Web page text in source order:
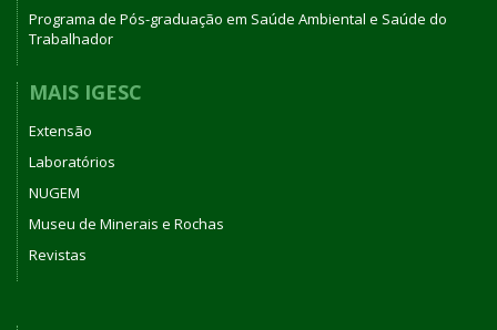
Programa de Pós-graduação em Saúde Ambiental e Saúde do
Trabalhador
MAIS IGESC
Extensão
Laboratórios
NUGEM
Museu de Minerais e Rochas
Revistas